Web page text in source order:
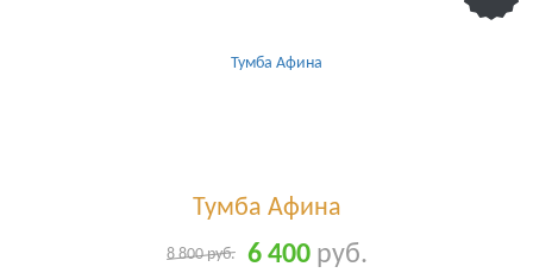
Тумба Афина
8 800руб. 6 400руб.